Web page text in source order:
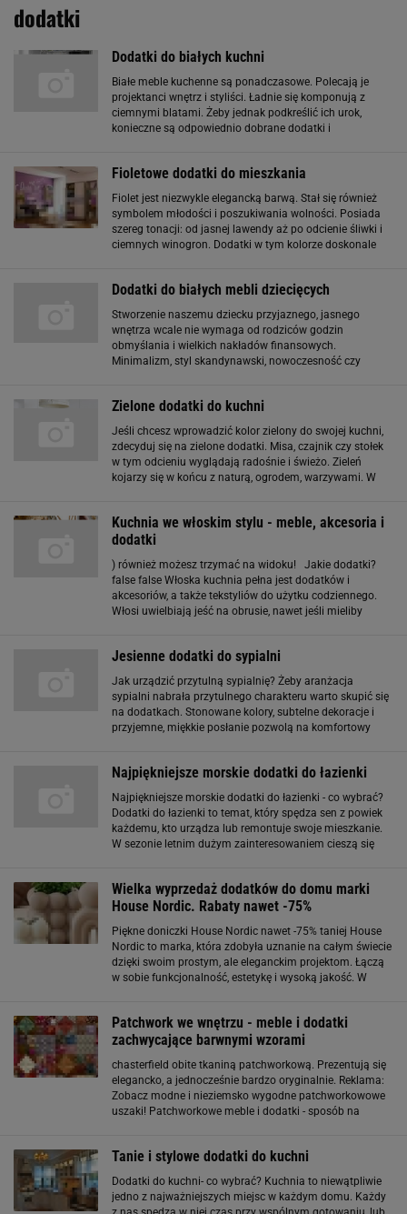
dodatki
Dodatki do białych kuchni
Białe meble kuchenne są ponadczasowe. Polecają je
projektanci wnętrz i styliści. Ładnie się komponują z
ciemnymi blatami. Żeby jednak podkreślić ich urok,
konieczne są odpowiednio dobrane dodatki i
Fioletowe dodatki do mieszkania
Fiolet jest niezwykle elegancką barwą. Stał się również
symbolem młodości i poszukiwania wolności. Posiada
szereg tonacji: od jasnej lawendy aż po odcienie śliwki i
ciemnych winogron. Dodatki w tym kolorze doskonale
Dodatki do białych mebli dziecięcych
Stworzenie naszemu dziecku przyjaznego, jasnego
wnętrza wcale nie wymaga od rodziców godzin
obmyślania i wielkich nakładów finansowych.
Minimalizm, styl skandynawski, nowoczesność czy
zastosować dodatki w
Zielone dodatki do kuchni
Jeśli chcesz wprowadzić kolor zielony do swojej kuchni,
zdecyduj się na zielone dodatki. Misa, czajnik czy stołek
w tym odcieniu wyglądają radośnie i świeżo. Zieleń
kojarzy się w końcu z naturą, ogrodem, warzywami. W
Kuchnia we włoskim stylu - meble, akcesoria i
dodatki
) również możesz trzymać na widoku! Jakie dodatki?
false false Włoska kuchnia pełna jest dodatków i
akcesoriów, a także tekstyliów do użytku codziennego.
Włosi uwielbiają jeść na obrusie, nawet jeśli mieliby
Jesienne dodatki do sypialni
Jak urządzić przytulną sypialnię? Żeby aranżacja
sypialni nabrała przytulnego charakteru warto skupić się
na dodatkach. Stonowane kolory, subtelne dekoracje i
przyjemne, miękkie posłanie pozwolą na komfortowy
Najpiękniejsze morskie dodatki do łazienki
Najpiękniejsze morskie dodatki do łazienki - co wybrać?
Dodatki do łazienki to temat, który spędza sen z powiek
każdemu, kto urządza lub remontuje swoje mieszkanie.
W sezonie letnim dużym zainteresowaniem cieszą się
Wielka wyprzedaż dodatków do domu marki
House Nordic. Rabaty nawet -75%
Piękne doniczki House Nordic nawet -75% taniej House
Nordic to marka, która zdobyła uznanie na całym świecie
dzięki swoim prostym, ale eleganckim projektom. Łączą
w sobie funkcjonalność, estetykę i wysoką jakość. W
Patchwork we wnętrzu - meble i dodatki
zachwycające barwnymi wzorami
chasterfield obite tkaniną patchworkową. Prezentują się
elegancko, a jednocześnie bardzo oryginalnie. Reklama:
Zobacz modne i nieziemsko wygodne patchworkowowe
uszaki! Patchworkowe meble i dodatki - sposób na
Tanie i stylowe dodatki do kuchni
Dodatki do kuchni- co wybrać? Kuchnia to niewątpliwie
jedno z najważniejszych miejsc w każdym domu. Każdy